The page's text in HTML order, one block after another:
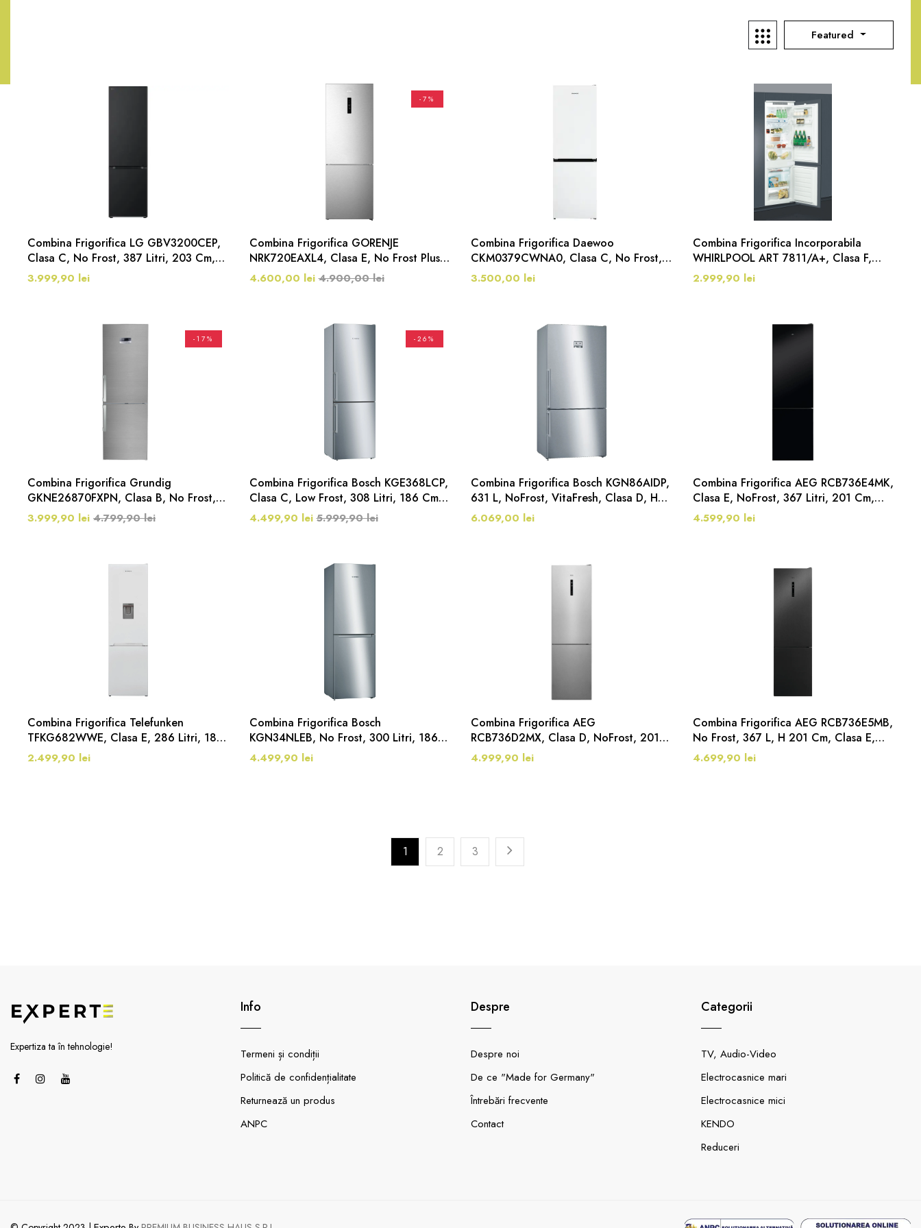
Featured
Combina Frigorifica LG GBV3200CEP,
Clasa C, No Frost, 387 Litri, 203 Cm,
Negru Mat
3.999,90 lei
-7%
Combina Frigorifica GORENJE
NRK720EAXL4, Clasa E, No Frost Plus,
495 Litri, 200 Cm, Argintiu
4.600,00 lei 4.900,00 lei
Combina Frigorifica Daewoo
CKM0379CWNA0, Clasa C, No Frost,
186 Cm, 294 Litri, Alb
3.500,00 lei
Combina Frigorifica Incorporabila
WHIRLPOOL ART 7811/A+, Clasa F,
LessFrost, 273 L, H 177 Cm, 6th Sense,
2.999,90 lei
-17%
Combina Frigorifica Grundig
GKNE26870FXPN, Clasa B, No Frost,
323 Litri, 186 Cm, Inox
3.999,90 lei 4.799,90 lei
-26%
Combina Frigorifica Bosch KGE368LCP,
Clasa C, Low Frost, 308 Litri, 186 Cm,
Inox
4.499,90 lei 5.999,90 lei
Combina Frigorifica Bosch KGN86AIDP,
631 L, NoFrost, VitaFresh, Clasa D, H
186 Cm, Inox Antiamprenta
6.069,00 lei
Combina Frigorifica AEG RCB736E4MK,
Clasa E, NoFrost, 367 Litri, 201 Cm,
Negru
4.599,90 lei
Combina Frigorifica Telefunken
TFKG682WWE, Clasa E, 286 Litri, 180
Cm, Alb
2.499,90 lei
Combina Frigorifica Bosch
KGN34NLEB, No Frost, 300 Litri, 186
Cm, Inox
4.499,90 lei
Combina Frigorifica AEG
RCB736D2MX, Clasa D, NoFrost, 201
Cm, 366 Litri, Inox
4.999,90 lei
Combina Frigorifica AEG RCB736E5MB,
No Frost, 367 L, H 201 Cm, Clasa E,
Negru
4.699,90 lei
1 2 3
Expertiza ta în tehnologie!
Info
Termeni și condiții
Politică de confidențialitate
Returnează un produs
ANPC
Despre
Despre noi
De ce "Made for Germany"
Întrebări frecvente
Contact
Categorii
TV, Audio-Video
Electrocasnice mari
Electrocasnice mici
KENDO
Reduceri